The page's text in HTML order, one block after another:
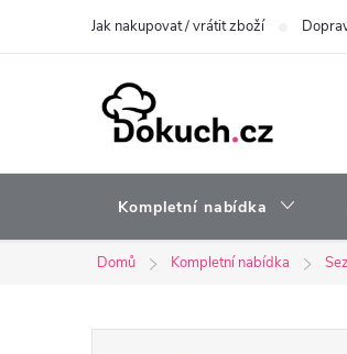
Jak nakupovat / vrátit zboží
Kompletní nabídka
Domů Kompletní nabídka